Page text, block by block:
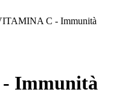
C - Immunità
Immunità